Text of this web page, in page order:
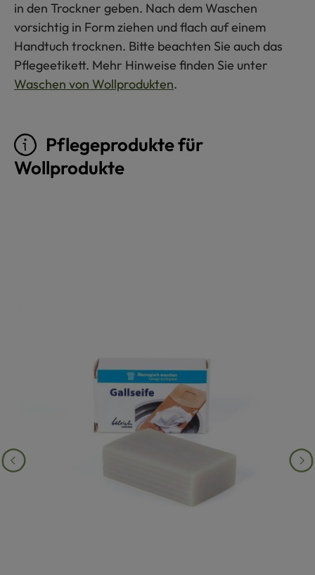
in den Trockner geben. Nach dem Waschen
vorsichtig in Form ziehen und flach auf einem
Handtuch trocknen. Bitte beachten Sie auch das
Pflegeetikett. Mehr Hinweise finden Sie unter
Waschen von Wollprodukten.
Pflegeprodukte für
Wollprodukte